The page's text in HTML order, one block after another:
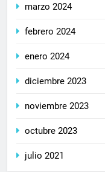
marzo 2024
febrero 2024
enero 2024
diciembre 2023
noviembre 2023
octubre 2023
julio 2021